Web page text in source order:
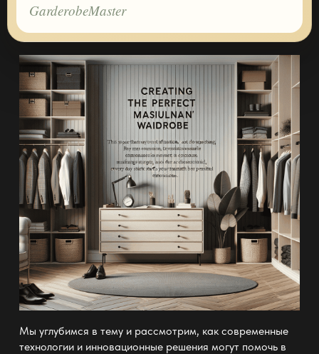
GarderobeMaster
Мы углубимся в тему и рассмотрим, как современные
технологии и инновационные решения могут помочь в